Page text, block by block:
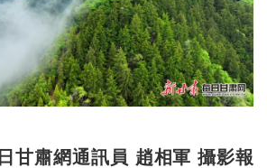
甘肅網通訊員 趙相軍 攝影報